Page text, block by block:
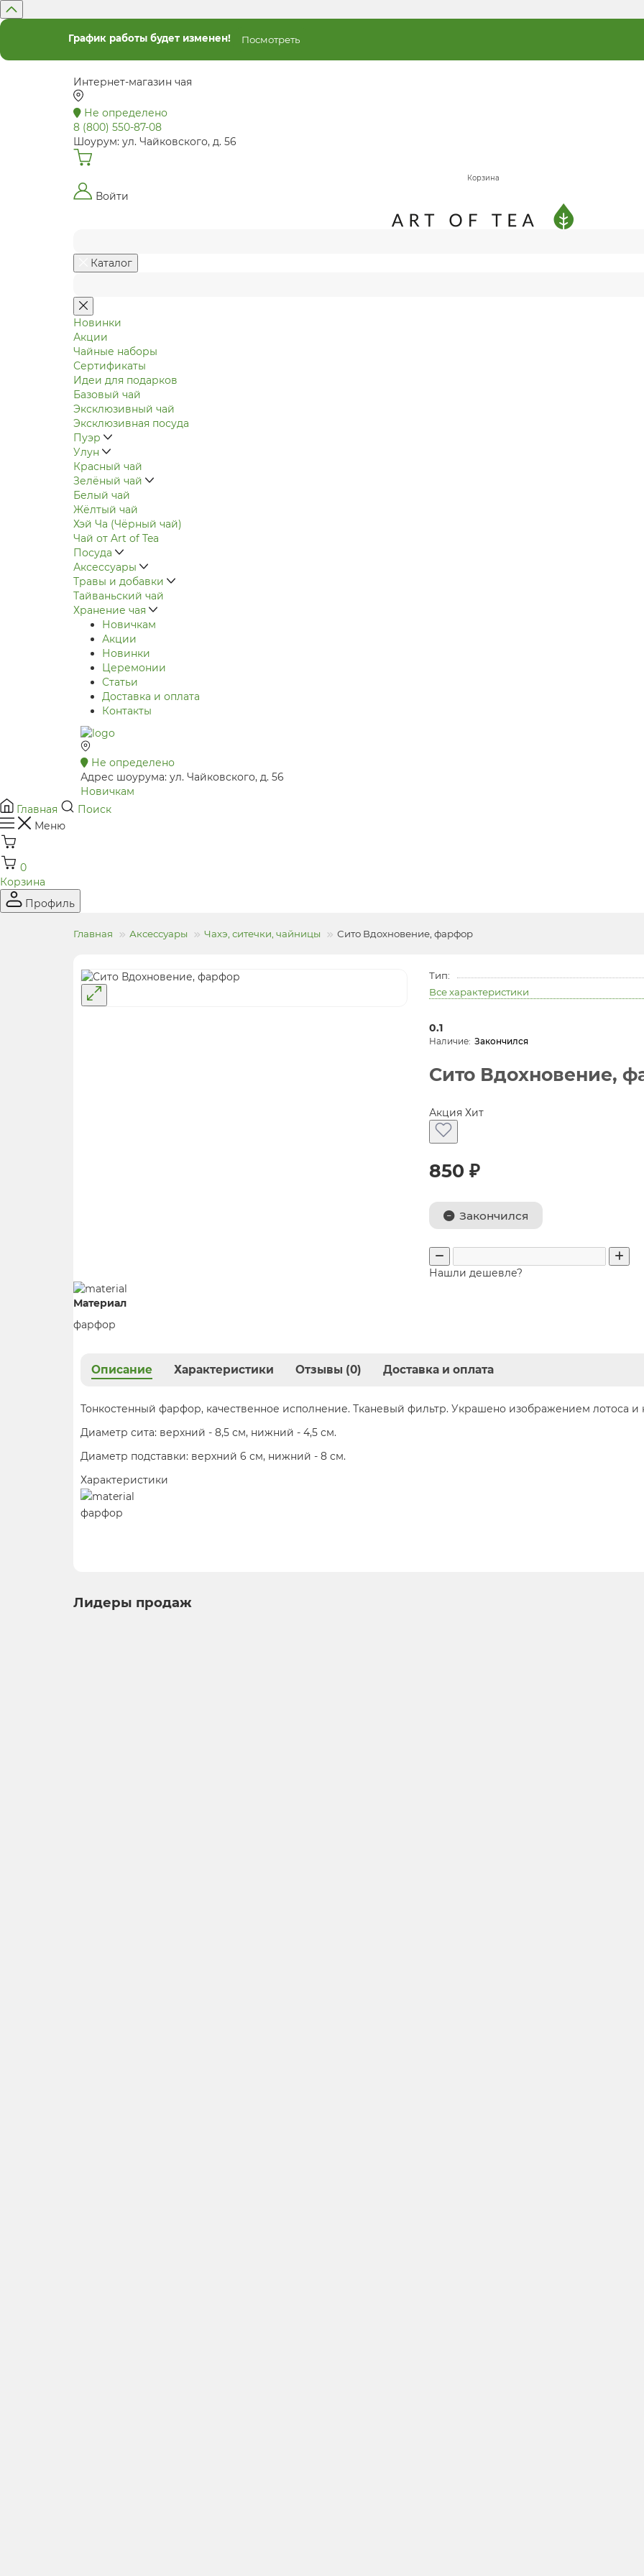
График работы будет изменен! Посмотреть
Интернет-магазин чая
Не определено
8 (800) 550-87-08
Шоурум: ул. Чайковского, д. 56
Корзина
Войти
Каталог
Новинки
Акции
Чайные наборы
Сертификаты
Идеи для подарков
Базовый чай
Эксклюзивный чай
Эксклюзивная посуда
Пуэр
Улун
Красный чай
Зелёный чай
Белый чай
Жёлтый чай
Хэй Ча (Чёрный чай)
Чай от Art of Tea
Посуда
Аксессуары
Травы и добавки
Тайваньский чай
Хранение чая
Новичкам
Акции
Новинки
Церемонии
Статьи
Доставка и оплата
Контакты
Не определено
Адрес шоурума: ул. Чайковского, д. 56
Новичкам
Главная
Поиск
Меню
0
Корзина
Профиль
Главная Аксессуары Чахэ, ситечки, чайницы Сито Вдохновение, фарфор
Тип:
Все характеристики
0.1
Закончился
Сито Вдохновение,
Акция Хит
850 ₽
Закончился
Нашли дешевле?
Материал
фарфор
Описание Характеристики Отзывы (0) Доставка и оплата
Тонкостенный фарфор, качественное исполнение. Тканевый фильтр. Украшено изображением лотоса и
Диаметр сита: верхний - 8,5 см, нижний - 4,5 см.
Диаметр подставки: верхний 6 см, нижний - 8 см.
Характеристики
фарфор
Лидеры продаж